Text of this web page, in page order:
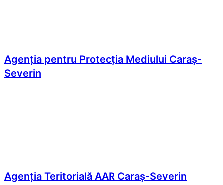
Agenția pentru Protecția Mediului Caraș-
Severin
Agenția Teritorială AAR Caraș-Severin